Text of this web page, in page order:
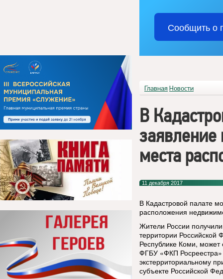
Сообщить о
Главная Новости
В
заявление
места
11 декабря 2017
В Кадастровой палате
расположения
Жители России
территории
Республике Коми,
ФГБУ «ФКП Росреестра»
экстерриториальному
субъекте Российской